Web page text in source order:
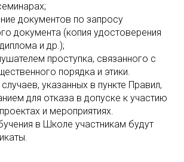
документов по запросу
документа (копия удостоверения
и др.);
проступка, связанного с
порядка и этики.
указанных в пункте Правил,
для отказа в допуске к участию
и мероприятиях.
в Школе участникам будут